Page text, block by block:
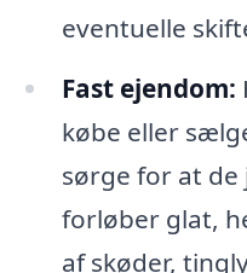
eventuelle
Fast ejendom:
købe eller
sørge for at
forløber glat,
af skøder,